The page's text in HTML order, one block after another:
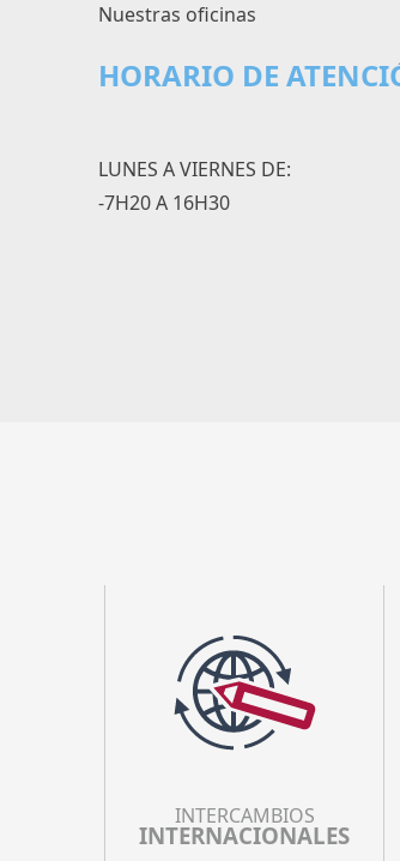
Nuestras oficinas
HORARIO DE
LUNES A VIERNES DE:
-7H20 A 16H30
INTERCAMBIOS
INTERNACIONALES